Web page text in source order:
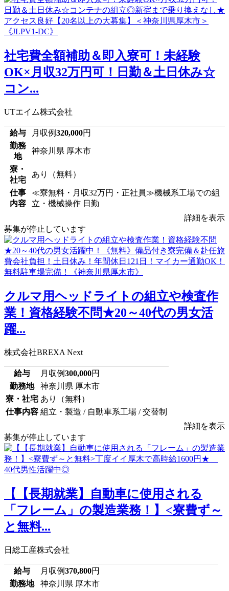
社宅費全額補助＆即入寮可！未経験
OK×月収32万円可！日勤＆土日休み☆
コン...
UTエイム株式会社
給与 月収例320,000円
勤務
地
神奈川県 厚木市
寮・
社宅
あり（無料）
仕事
内容
≪寮無料・月収32万円・正社員≫機械系工場での組
立・機械操作 日勤
詳細を表示
募集が停止しています
クルマ用ヘッドライトの組立や検査作
業！資格経験不問★20～40代の男女活
躍...
株式会社BREXA Next
給与 月収例300,000円
勤務地
神奈川県 厚木市
寮・社宅 あり（無料）
仕事内容 組立・製造 / 自動車系工場 / 交替制
詳細を表示
募集が停止しています
【【長期就業】自動車に使用される
「フレーム」の製造業務！】<寮費ず～
と無料...
日総工産株式会社
給与 月収例370,800円
勤務地
神奈川県 厚木市